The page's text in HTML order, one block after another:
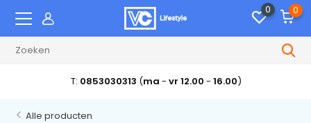
0 0
T: 0853030313 (ma - vr 12.00 - 16.00)
Alle producten